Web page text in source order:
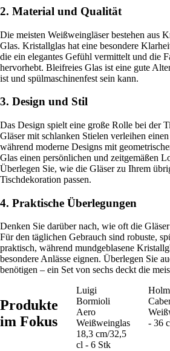
2. Material und Qualität
Die meisten Weißweingläser bestehen aus
Glas. Kristallglas hat eine besondere
die ein elegantes Gefühl vermittelt und die
hervorhebt. Bleifreies Glas ist eine gute
ist und spülmaschinenfest sein kann.
3. Design und Stil
Das Design spielt eine große Rolle bei der
Gläser mit schlanken Stielen verleihen
während moderne Designs mit
Glas einen persönlichen und zeitgemäßen
Überlegen Sie, wie die Gläser zu Ihrem
Tischdekoration passen.
4. Praktische Überlegungen
Denken Sie darüber nach, wie oft die
Für den täglichen Gebrauch sind robuste,
praktisch, während mundgeblasene
besondere Anlässe eignen. Überlegen Sie
benötigen – ein Set von sechs deckt die
Produkte
im Fokus
Luigi
Bormioli
Aero
Weißweinglas
18,3 cm/32,5
cl - 6 Stk
- 36